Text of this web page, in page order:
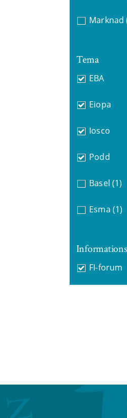
Marknad
Tema
EBA
Eiopa
Iosco
Podd
Basel (1)
Esma (1)
FI-forum